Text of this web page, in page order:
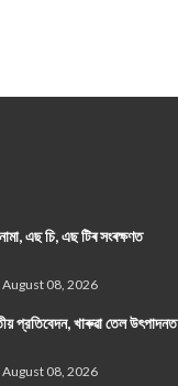
এছ চি, এছ টিৰ সংৰক্ষণত
August 08, 2026
প্রতিবেদন, খাৰুৱা তেল উৎপাদনত
August 08, 2026